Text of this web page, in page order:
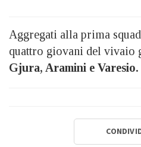
Aggregati alla prima
quattro giovani del vivaio
Gjura, Aramini e Varesio.